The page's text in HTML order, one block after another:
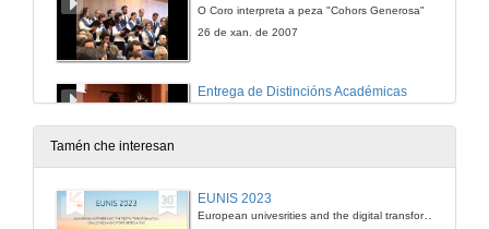
O Coro interpreta a peza "Cohors Generosa"
26 de xan. de 2007
Entrega de Distincións Académicas
Entrega de Premios Extraordinarios de Fin de Carreira e Doutoramento
26 de xan. de 2007
Tamén che interesan
EUNIS 2023
European univesrities and the digital transformation: challenges and opportunities ahead